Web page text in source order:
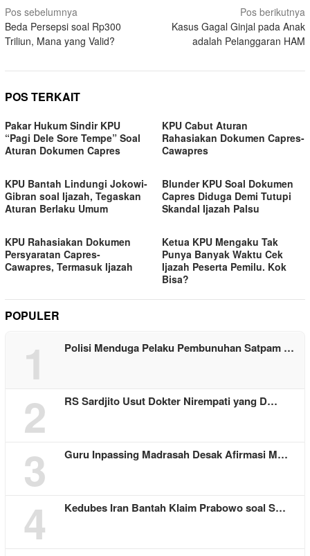
Navigasi
pos
Pos sebelumnya
Beda Persepsi soal Rp300
Triliun, Mana yang Valid?
Pos berikutnya
Kasus Gagal Ginjal pada Anak
adalah Pelanggaran HAM
POS TERKAIT
Pakar Hukum Sindir KPU
“Pagi Dele Sore Tempe” Soal
Aturan Dokumen Capres
KPU Cabut Aturan
Rahasiakan Dokumen Capres-
Cawapres
KPU Bantah Lindungi Jokowi-
Gibran soal Ijazah, Tegaskan
Aturan Berlaku Umum
Blunder KPU Soal Dokumen
Capres Diduga Demi Tutupi
Skandal Ijazah Palsu
KPU Rahasiakan Dokumen
Persyaratan Capres-
Cawapres, Termasuk Ijazah
Ketua KPU Mengaku Tak
Punya Banyak Waktu Cek
Ijazah Peserta Pemilu. Kok
Bisa?
POPULER
1 Polisi Menduga Pelaku Pembunuhan Satpam …
2 RS Sardjito Usut Dokter Nirempati yang D…
3 Guru Inpassing Madrasah Desak Afirmasi M…
4 Kedubes Iran Bantah Klaim Prabowo soal S…